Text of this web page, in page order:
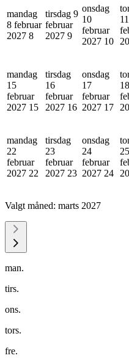
mandag
8 februar
2027 8
tirsdag 9
februar
2027 9
onsdag
10
februar
2027 10
11
mandag
15
februar
2027 15
tirsdag
16
februar
2027 16
onsdag
17
februar
2027 17
18
mandag
22
februar
2027 22
tirsdag
23
februar
2027 23
onsdag
24
februar
2027 24
25
Valgt måned: marts 2027
man.
tirs.
ons.
tors.
fre.